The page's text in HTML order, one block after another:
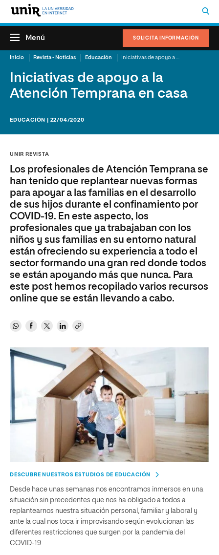
SOLICITA INFORMACIÓN
Menú
Inicio Revista - Noticias Educación
Iniciativas de apoyo a la
Atención Temprana en casa
EDUCACIÓN | 22/04/2020
UNIR REVISTA
Los profesionales de Atención Temprana se
han tenido que replantear nuevas formas
para apoyar a las familias en el desarrollo
de sus hijos durante el confinamiento por
COVID-19. En este aspecto, los
profesionales que ya trabajaban con los
niños y sus familias en su entorno natural
están ofreciendo su experiencia a todo el
sector formando una gran red donde todos
se están apoyando más que nunca. Para
este post hemos recopilado varios recursos
online que se están llevando a cabo.
DESCUBRE NUESTROS ESTUDIOS DE EDUCACIÓN
Desde hace unas semanas nos encontramos inmersos en una
situación sin precedentes que nos ha obligado a todos a
replantearnos nuestra situación personal, familiar y laboral y
ante la cual nos toca ir improvisando según evolucionan las
diferentes restricciones que surgen por la pandemia del
COVID-19.